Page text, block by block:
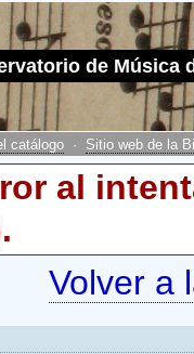
de Música
catálogo · Sitio web de la
al
Volver a